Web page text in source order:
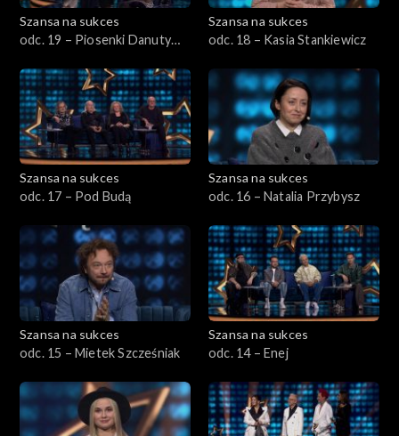
Opole 2019
Eurowizja 2020
Eurowizja Junior 2022
Eurowizja Junior 2021
Eurowizja Junior 2020
Eurowizja Junior 2019
Szansa na sukces
odc. 19 – Piosenki Danuty
Szansa na sukces
odc. 18 – Kasia Stankiewicz
Szansa na sukces
odc. 17 – Pod Budą
Szansa na sukces
odc. 16 – Natalia Przybysz
Szansa na sukces
odc. 15 – Mietek Szcześniak
Szansa na sukces
odc. 14 – Enej